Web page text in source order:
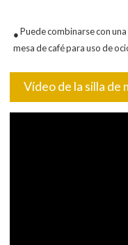
● Puede combinarse con
mesa de café para uso de
Vídeo de la silla de